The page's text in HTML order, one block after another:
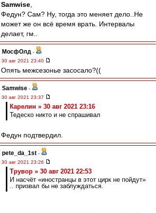
Samwise
Федун? Сам? Ну, тогда это меняет дело..Не
может же он всё время врать. Интервалы
делает, гм..
МосфОлд -
30 авг 2021 23:40
Опять межсезонье засосало?((
Samwise -
30 авг 2021 23:37
Карелин » 30 авг 2021 23:16
Тедеско никто и не спрашивал
Федун подтвердил.
pete_da_1st -
30 авг 2021 23:26
Трувор » 30 авг 2021 22:53
И насчёт «иностранцы в этот цирк не пойдут»
.. призвал бы не заблуждаться.